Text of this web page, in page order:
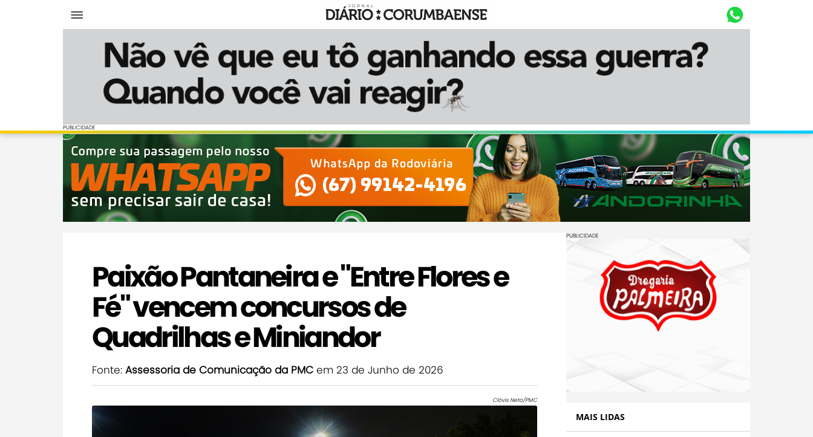
Diário Corumbaense
PUBLICIDADE
PUBLICIDADE
Paixão Pantaneira e "Entre Flores e
Fé" vencem concursos de
Quadrilhas e Miniandor
Fonte: Assessoria de Comunicação da PMC em 23 de Junho de 2026
Clóvis Neto/PMC
PUBLICIDADE
MAIS LIDAS